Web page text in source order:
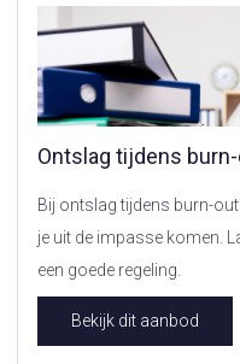
Ontslag tijdens
Bij ontslag tijdens burn-
je uit de impasse komen.
een goede regeling.
Bekijk dit aanbod